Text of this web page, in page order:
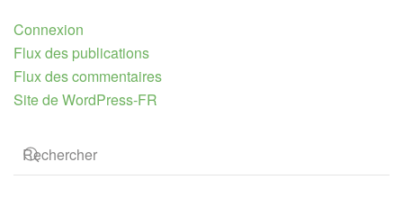
Connexion
Flux des publications
Flux des commentaires
Site de WordPress-FR